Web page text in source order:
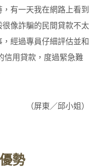
有一天我在網路上看到
像詐騙的民間貸款不太
經過專員仔細評估並和
信用貸款，度過緊急難
（屏東／邱小姐）
勢